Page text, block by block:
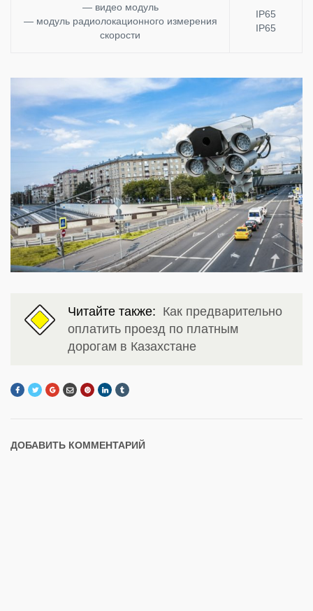
— видео модуль
— модуль радиолокационного измерения
скорости
IP65
IP65
Читайте также: Как предварительно
оплатить проезд по платным
дорогам в Казахстане
ДОБАВИТЬ КОММЕНТАРИЙ